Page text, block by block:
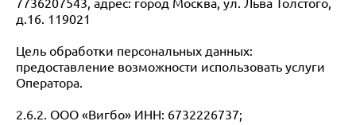
7736207543, адрес: город Москва, ул. Льва Толстого,
д.16. 119021
Цель обработки персональных данных:
предоставление возможности использовать услуги
Оператора.
2.6.2. ООО «Вигбо» ИНН: 6732226737;